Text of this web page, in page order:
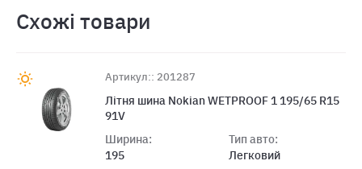
Схожі товари
Артикул:: 201287
Літня шина Nokian WETPROOF 1 195/65 R15
91V
Ширина:
195
Тип авто:
Легковий